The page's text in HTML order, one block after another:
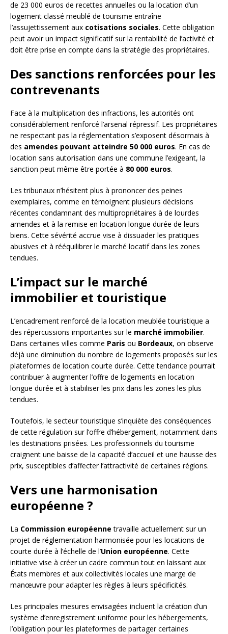
de 23 000 euros de recettes annuelles ou la location d’un
logement classé meublé de tourisme entraîne
l’assujettissement aux cotisations sociales. Cette obligation
peut avoir un impact significatif sur la rentabilité de l’activité et
doit être prise en compte dans la stratégie des propriétaires.
Des sanctions renforcées pour les
contrevenants
Face à la multiplication des infractions, les autorités ont
considérablement renforcé l’arsenal répressif. Les propriétaires
ne respectant pas la réglementation s’exposent désormais à
des amendes pouvant atteindre 50 000 euros. En cas de
location sans autorisation dans une commune l’exigeant, la
sanction peut même être portée à 80 000 euros.
Les tribunaux n’hésitent plus à prononcer des peines
exemplaires, comme en témoignent plusieurs décisions
récentes condamnant des multipropriétaires à de lourdes
amendes et à la remise en location longue durée de leurs
biens. Cette sévérité accrue vise à dissuader les pratiques
abusives et à rééquilibrer le marché locatif dans les zones
tendues.
L’impact sur le marché
immobilier et touristique
L’encadrement renforcé de la location meublée touristique a
des répercussions importantes sur le marché immobilier.
Dans certaines villes comme Paris ou Bordeaux, on observe
déjà une diminution du nombre de logements proposés sur les
plateformes de location courte durée. Cette tendance pourrait
contribuer à augmenter l’offre de logements en location
longue durée et à stabiliser les prix dans les zones les plus
tendues.
Toutefois, le secteur touristique s’inquiète des conséquences
de cette régulation sur l’offre d’hébergement, notamment dans
les destinations prisées. Les professionnels du tourisme
craignent une baisse de la capacité d’accueil et une hausse des
prix, susceptibles d’affecter l’attractivité de certaines régions.
Vers une harmonisation
européenne ?
La Commission européenne travaille actuellement sur un
projet de réglementation harmonisée pour les locations de
courte durée à l’échelle de l’Union européenne. Cette
initiative vise à créer un cadre commun tout en laissant aux
États membres et aux collectivités locales une marge de
manœuvre pour adapter les règles à leurs spécificités.
Les principales mesures envisagées incluent la création d’un
système d’enregistrement uniforme pour les hébergements,
l’obligation pour les plateformes de partager certaines